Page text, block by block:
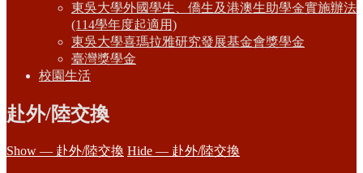
東吳大學外國學生、僑生及港澳生助學金實施辦法
(114學年度起適用)
東吳大學喜瑪拉雅研究發展基金會獎學金
臺灣獎學金
校園生活
赴外/陸交換
Show — 赴外/陸交換 Hide — 赴外/陸交換